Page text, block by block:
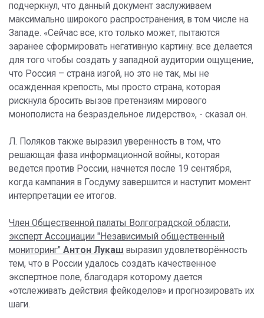
подчеркнул, что данный документ заслуживаем
максимально широкого распространения, в том числе на
Западе. «Сейчас все, кто только может, пытаются
заранее сформировать негативную картину: все делается
для того чтобы создать у западной аудитории ощущение,
что Россия – страна изгой, но это не так, мы не
осажденная крепость, мы просто страна, которая
рискнула бросить вызов претензиям мирового
монополиста на безраздельное лидерство», - сказал он.
Л. Поляков также выразил уверенность в том, что
решающая фаза информационной войны, которая
ведется против России, начнется после 19 сентября,
когда кампания в Госдуму завершится и наступит момент
интерпретации ее итогов.
Член Общественной палаты Волгоградской области,
эксперт Ассоциации "Независимый общественный
мониторинг" Антон Лукаш выразил удовлетворённость
тем, что в России удалось создать качественное
экспертное поле, благодаря которому дается
«отслеживать действия фейкоделов» и прогнозировать их
шаги.